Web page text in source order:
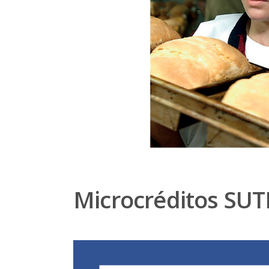
Microcréditos